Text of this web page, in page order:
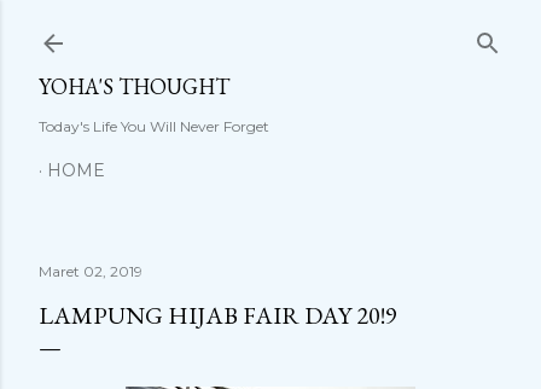
YOHA'S THOUGHT
Today's Life You Will Never Forget
HOME
Maret 02, 2019
LAMPUNG HIJAB FAIR DAY 20!9